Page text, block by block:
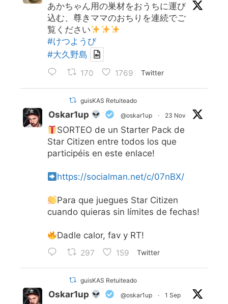
あかちゃん用の巣材をおうちに運び
込む、尊きママのおちりを連続でご
覧ください
#けつようび
#大久野島
170 1769 Twitter
guisKAS Retuiteado
Oskar1up @oskar1up · 23 Nov
SORTEO de un Starter Pack de
Star Citizen entre todos los que
participéis en este enlace!
https://socialman.net/c/07nBX/
Para que juegues Star Citizen
cuando quieras sin límites de fechas!
Dadle calor, fav y RT!
297 159 Twitter
guisKAS Retuiteado
Oskar1up @oskar1up · 1 Sep